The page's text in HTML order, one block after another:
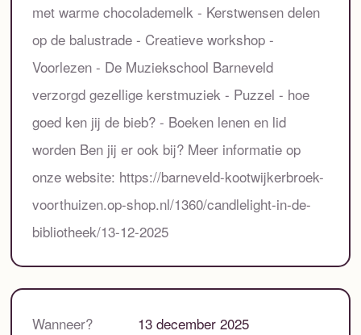
met warme chocolademelk - Kerstwensen delen
op de balustrade - Creatieve workshop -
Voorlezen - De Muziekschool Barneveld
verzorgd gezellige kerstmuziek - Puzzel - hoe
goed ken jij de bieb? - Boeken lenen en lid
worden Ben jij er ook bij? Meer informatie op
onze website: https://barneveld-kootwijkerbroek-
voorthuizen.op-shop.nl/1360/candlelight-in-de-
bibliotheek/13-12-2025
Wanneer?
13 december 2025